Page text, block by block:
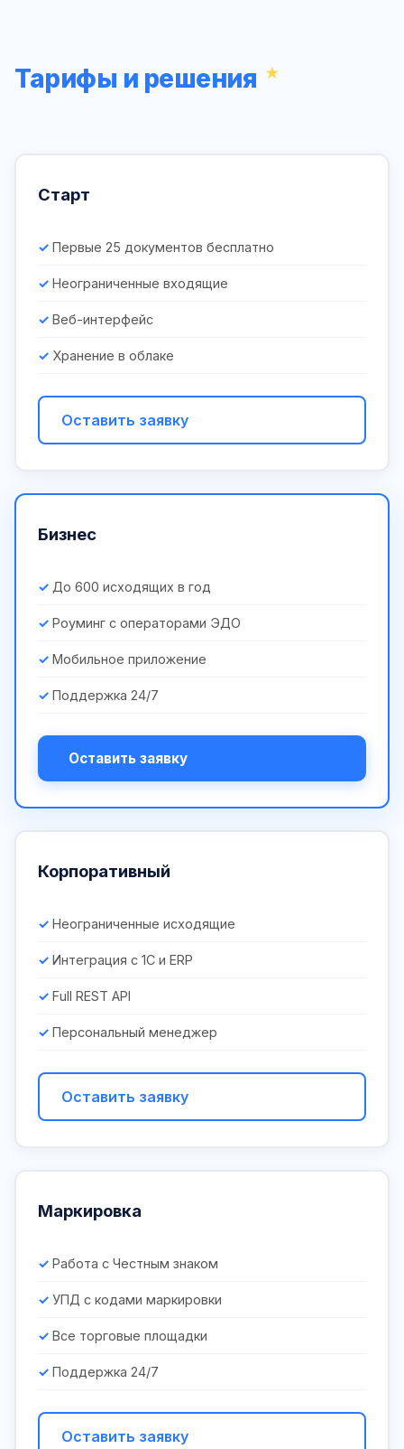
Тарифы и решения
Старт
Первые 25 документов бесплатно
Неограниченные входящие
Веб-интерфейс
Хранение в облаке
Оставить заявку
Бизнес
До 600 исходящих в год
Роуминг с операторами ЭДО
Мобильное приложение
Поддержка 24/7
Оставить заявку
Корпоративный
Неограниченные исходящие
Интеграция с 1С и ERP
Full REST API
Персональный менеджер
Оставить заявку
Маркировка
Работа с Честным знаком
УПД с кодами маркировки
Все торговые площадки
Поддержка 24/7
Оставить заявку